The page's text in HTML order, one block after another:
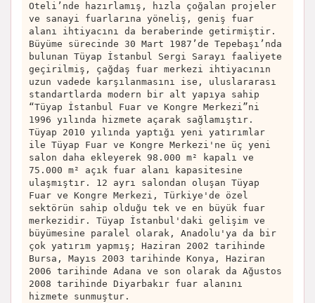
Oteli’nde hazırlamış, hızla çoğalan projeler
ve sanayi fuarlarına yöneliş, geniş fuar
alanı ihtiyacını da beraberinde getirmiştir.
Büyüme sürecinde 30 Mart 1987’de Tepebaşı’nda
bulunan Tüyap İstanbul Sergi Sarayı faaliyete
geçirilmiş, çağdaş fuar merkezi ihtiyacının
uzun vadede karşılanmasını ise, uluslararası
standartlarda modern bir alt yapıya sahip
“Tüyap İstanbul Fuar ve Kongre Merkezi”ni
1996 yılında hizmete açarak sağlamıştır.
Tüyap 2010 yılında yaptığı yeni yatırımlar
ile Tüyap Fuar ve Kongre Merkezi'ne üç yeni
salon daha ekleyerek 98.000 m² kapalı ve
75.000 m² açık fuar alanı kapasitesine
ulaşmıştır. 12 ayrı salondan oluşan Tüyap
Fuar ve Kongre Merkezi, Türkiye'de özel
sektörün sahip olduğu tek ve en büyük fuar
merkezidir. Tüyap İstanbul'daki gelişim ve
büyümesine paralel olarak, Anadolu'ya da bir
çok yatırım yapmış; Haziran 2002 tarihinde
Bursa, Mayıs 2003 tarihinde Konya, Haziran
2006 tarihinde Adana ve son olarak da Ağustos
2008 tarihinde Diyarbakır fuar alanını
hizmete sunmuştur.